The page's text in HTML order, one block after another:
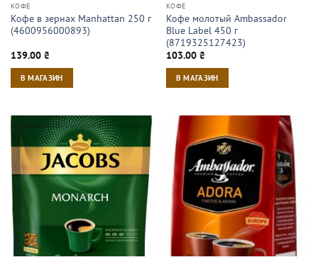
КОФЕ
Кофе в зернах Manhattan 250 г
(4600956000893)
139.00 ₴
В МАГАЗИН
КОФЕ
Кофе молотый Ambassador
Blue Label 450 г
(8719325127423)
103.00 ₴
В МАГАЗИН